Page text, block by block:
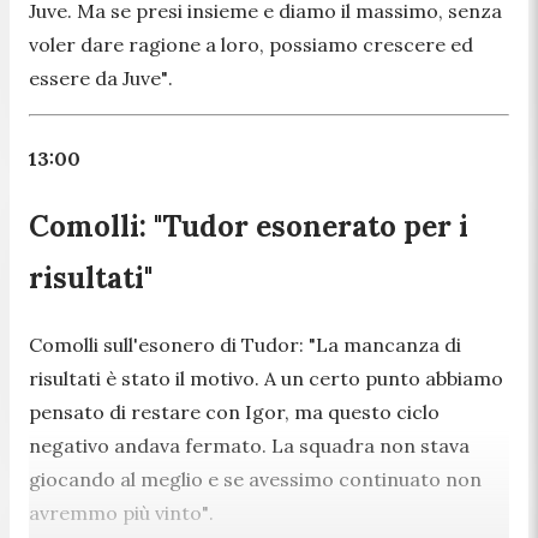
Juve. Ma se presi insieme e diamo il massimo, senza
voler dare ragione a loro, possiamo crescere ed
essere da Juve".
13:00
Comolli: "Tudor esonerato per i
risultati"
Comolli sull'esonero di Tudor: "La mancanza di
risultati è stato il motivo. A un certo punto abbiamo
pensato di restare con Igor, ma questo ciclo
negativo andava fermato. La squadra non stava
giocando al meglio e se avessimo continuato non
avremmo più vinto".